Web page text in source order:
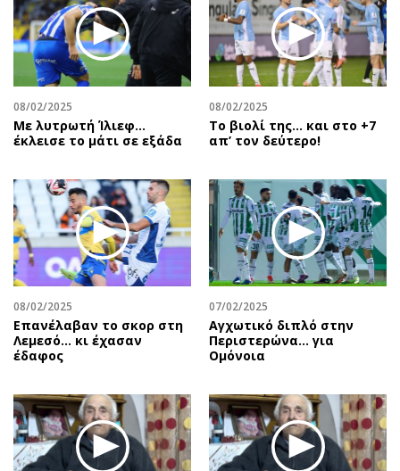
08/02/2025
Με λυτρωτή Ίλιεφ…
έκλεισε το μάτι σε εξάδα
08/02/2025
Το βιολί της… και στο +7
απ’ τον δεύτερο!
08/02/2025
Επανέλαβαν το σκορ στη
Λεμεσό… κι έχασαν
έδαφος
07/02/2025
Αγχωτικό διπλό στην
Περιστερώνα… για
Ομόνοια